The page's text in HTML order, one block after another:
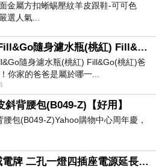
金屬方扣蜥蜴壓紋羊皮跟鞋-可可色
選人氣...
BRITA Fill&Go隨身濾水瓶(桃紅) Fill&Go(桃紅)【超讚】
隨身濾水瓶(桃紅) Fill&Go(桃紅)爸
你家的爸爸是屬於哪一...
斜背腰包(B049-Z)【好用】
腰包(B049-Z)Yahoo購物中心周年慶，
[情報]威電牌 二孔一燈四插座電源延長線 15A 15尺 E-204-15[E-204-15].【現買現省】